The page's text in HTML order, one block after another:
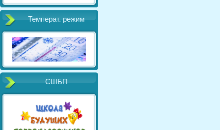
Температ. режим
СШБП